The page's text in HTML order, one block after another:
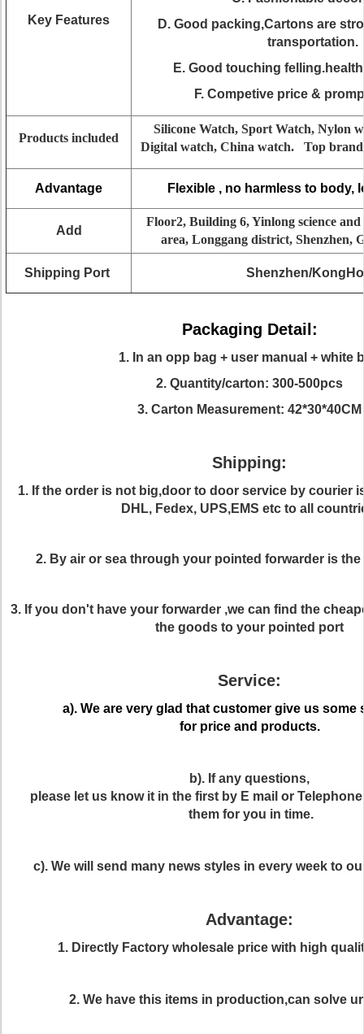
Key Features
D. Good packing,Cartons are
transportation.
E. Good touching
F. Competive price &
Products included
Silicone Watch, Sport Watch, Nylon
Digital watch, China watch. Top
Advantage Flexible , no harmless to body,
Add
Floor2, Building 6, Yinlong science
area, Longgang district, Shenzhen,
Shipping Port Shenzhen/
Packaging Detail:
1. In an opp bag + user manual + white
2. Quantity/carton: 300-500pcs
3. Carton Measurement: 42*30*40CM
Shipping:
1. If the order is not big,door to door service by courier
DHL, Fedex, UPS,EMS etc to all
2. By air or sea through your pointed forwarder is the
3. If you don't have your forwarder ,we can find the
the goods to your pointed port
Service:
a). We are very glad that customer give us some
for price and products.
b). If any questions,
please let us know it in the first by E mail or
them for you in time.
c). We will send many news styles in every week to
Advantage:
1. Directly Factory wholesale price with high
2. We have this items in production,can solve